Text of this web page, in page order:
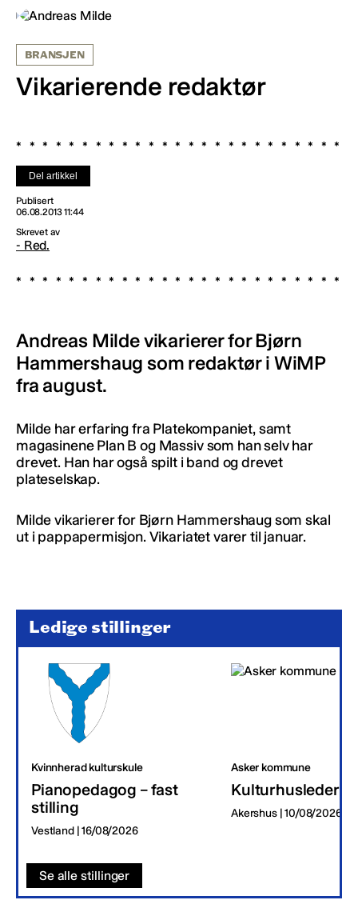
BRANSJEN
Vikarierende redaktør
Del artikkel
Publisert
06.08.2013 11:44
Skrevet av
- Red.
Andreas Milde vikarierer for Bjørn
Hammershaug som redaktør i WiMP
fra august.
Milde har erfaring fra Platekompaniet, samt
magasinene Plan B og Massiv som han selv har
drevet. Han har også spilt i band og drevet
plateselskap.
Milde vikarierer for Bjørn Hammershaug som skal
ut i pappapermisjon. Vikariatet varer til januar.
Ledige stillinger
Kvinnherad kulturskule
Pianopedagog – fast
stilling
Vestland | 16/08/2026
Asker kommune
Kulturhusleder
Akershus | 10/08/2026
Se alle stillinger